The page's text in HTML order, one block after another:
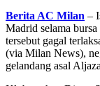
Berita AC Milan –
Madrid selama
tersebut gagal
(via Milan News),
gelandang asal